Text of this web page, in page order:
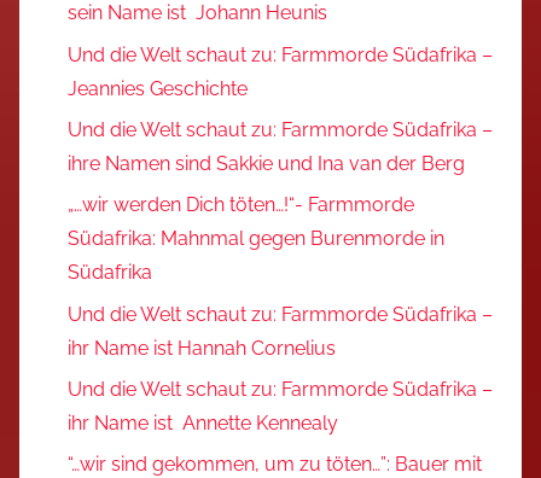
sein Name ist Johann Heunis
Und die Welt schaut zu: Farmmorde Südafrika –
Jeannies Geschichte
Und die Welt schaut zu: Farmmorde Südafrika –
ihre Namen sind Sakkie und Ina van der Berg
„…wir werden Dich töten…!“- Farmmorde
Südafrika: Mahnmal gegen Burenmorde in
Südafrika
Und die Welt schaut zu: Farmmorde Südafrika –
ihr Name ist Hannah Cornelius
Und die Welt schaut zu: Farmmorde Südafrika –
ihr Name ist Annette Kennealy
“…wir sind gekommen, um zu töten…”: Bauer mit